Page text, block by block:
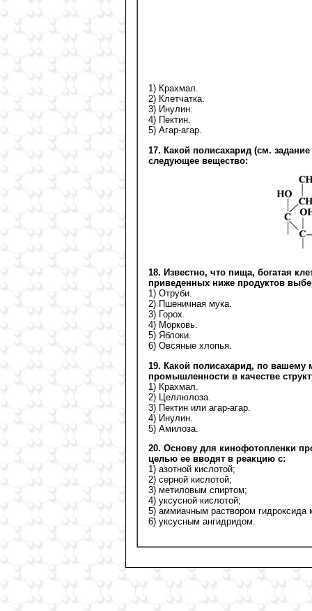
1) Крахмал.
2) Клетчатка.
3) Инулин.
4) Пектин.
5) Агар-агар.
17. Какой полисахарид (см.
следующее вещество:
18. Известно, что пища, богатая
приведенных ниже продуктов
1) Отруби.
2) Пшеничная мука.
3) Горох.
4) Морковь.
5) Яблоки.
6) Овсяные хлопья.
19. Какой полисахарид, по вашему
промышленности в качестве
1) Крахмал.
2) Целлюлоза.
3) Пектин или агар-агар.
4) Инулин.
5) Амилоза.
20. Основу для кинофотопленки
целью ее вводят в реакцию с:
1) азотной кислотой;
2) серной кислотой;
3) метиловым спиртом;
4) уксусной кислотой;
5) аммиачным раствором гидроксида
6) уксусным ангидридом.